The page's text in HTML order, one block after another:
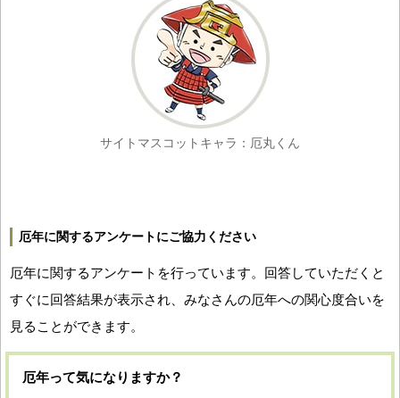
サイトマスコットキャラ：厄丸くん
厄年に関するアンケートにご協力ください
厄年に関するアンケートを行っています。回答していただくと
すぐに回答結果が表示され、みなさんの厄年への関心度合いを
見ることができます。
厄年って気になりますか？